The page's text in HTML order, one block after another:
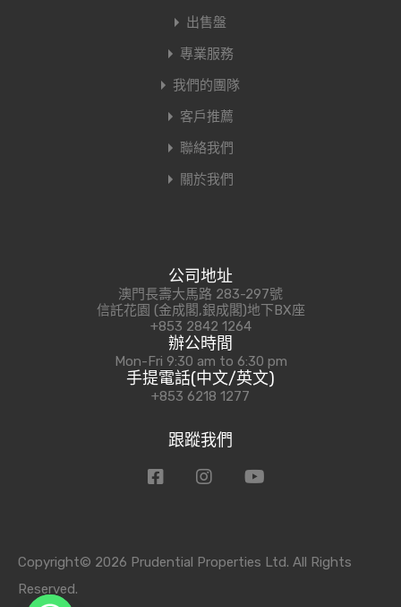
出售盤
專業服務
我們的團隊
客戶推薦
聯絡我們
關於我們
公司地址
澳門長壽大馬路 283-297號
信託花園 (金成閣,銀成閣)地下BX座
+853 2842 1264
辦公時間
Mon-Fri 9:30 am to 6:30 pm
手提電話(中文/英文)
+853 6218 1277
跟蹤我們
Copyright© 2026 Prudential Properties Ltd. All Rights
Reserved.